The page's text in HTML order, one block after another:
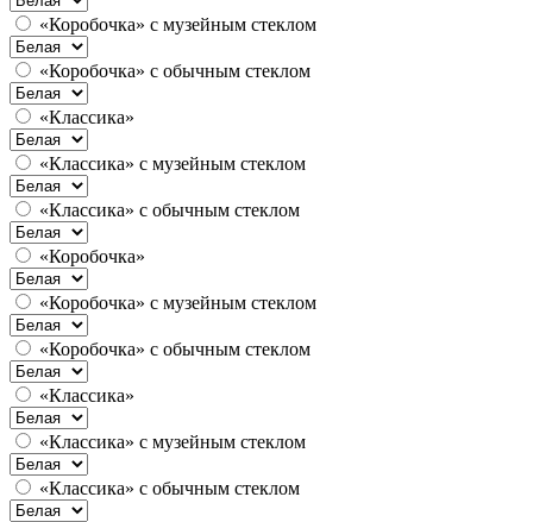
«Коробочка» с музейным стеклом
«Коробочка» с обычным стеклом
«Классика»
«Классика» с музейным стеклом
«Классика» с обычным стеклом
«Коробочка»
«Коробочка» с музейным стеклом
«Коробочка» с обычным стеклом
«Классика»
«Классика» с музейным стеклом
«Классика» с обычным стеклом